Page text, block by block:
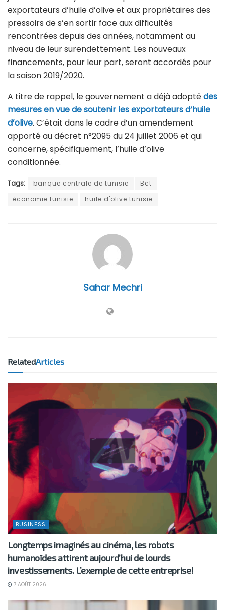
exportateurs d’huile d’olive et aux propriétaires des
pressoirs de s’en sortir face aux difficultés
rencontrées depuis des années, notamment au
niveau de leur surendettement. Les nouveaux
financements, pour leur part, seront accordés pour
la saison 2019/2020.
A titre de rappel, le gouvernement a déjà adoptédes
mesures en vue de soutenir les exportateurs d’huile
d’olive. C’était dans le cadre d’un amendement
apporté au décret n°2095 du 24 juillet 2006 et qui
concerne, spécifiquement, l’huile d’olive
conditionnée.
Tags: banque centrale de tunisie
Bct
économie tunisie
huile d'olive tunisie
Sahar Mechri
RelatedArticles
BUSINESS
Longtemps imaginés au cinéma, les robots
humanoïdes attirent aujourd’hui de lourds
investissements. L’exemple de cette entreprise!
7 AOÛT 2026